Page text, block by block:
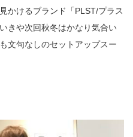
かけるブランド「PLST/プラス
きや次回秋冬はかなり気合い
文句なしのセットアップスー